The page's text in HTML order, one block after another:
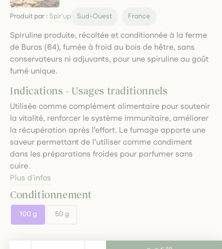
Produit par : Spir'up Sud-Ouest France
Spiruline produite, récoltée et conditionnée à la ferme
de Buros (64), fumée à froid au bois de hêtre, sans
conservateurs ni adjuvants, pour une spiruline au goût
fumé unique.
Indications - Usages traditionnels
Utilisée comme complément alimentaire pour soutenir
la vitalité, renforcer le système immunitaire, améliorer
la récupération après l’effort. Le fumage apporte une
saveur permettant de l’utiliser comme condiment
dans les préparations froides pour parfumer sans
cuire.
Plus d'infos
Conditionnement
100 g 50 g